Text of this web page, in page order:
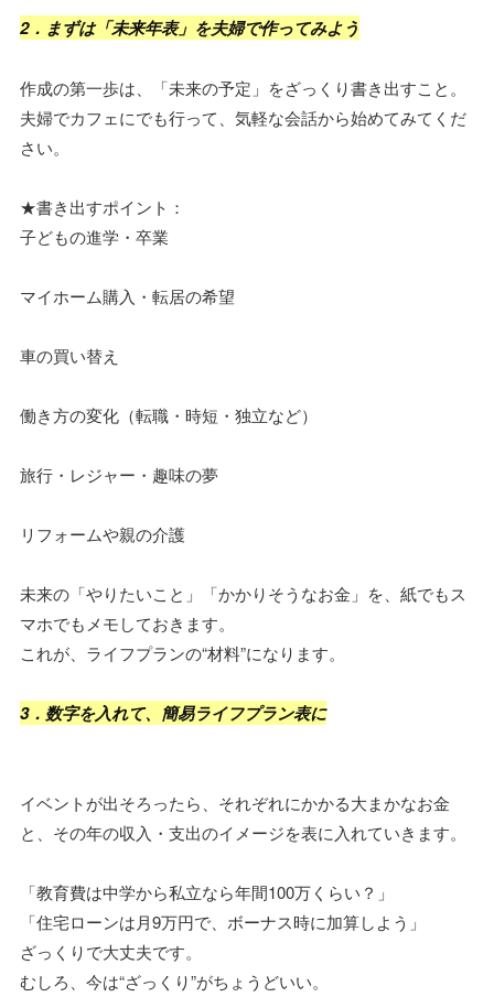
2．まずは「未来年表」を夫婦で作ってみよう
作成の第一歩は、「未来の予定」をざっくり書き出すこと。
夫婦でカフェにでも行って、気軽な会話から始めてみてくだ
さい。
★書き出すポイント：
子どもの進学・卒業
マイホーム購入・転居の希望
車の買い替え
働き方の変化（転職・時短・独立など）
旅行・レジャー・趣味の夢
リフォームや親の介護
未来の「やりたいこと」「かかりそうなお金」を、紙でもス
マホでもメモしておきます。
これが、ライフプランの“材料”になります。
3．数字を入れて、簡易ライフプラン表に
イベントが出そろったら、それぞれにかかる大まかなお金
と、その年の収入・支出のイメージを表に入れていきます。
「教育費は中学から私立なら年間100万くらい？」
「住宅ローンは月9万円で、ボーナス時に加算しよう」
ざっくりで大丈夫です。
むしろ、今は“ざっくり”がちょうどいい。